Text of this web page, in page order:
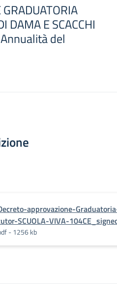
DAMA E SCACCHI
del
approvazione-
SCUOLA-VIVA-
- 1256 kb